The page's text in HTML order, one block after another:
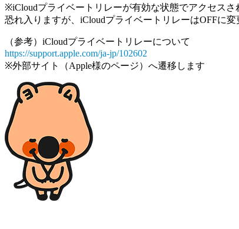
※iCloudプライベートリレーが有効な状態でアクセス
恐れ入りますが、iCloudプライベートリレーはOFFに変
（参考）iCloudプライベートリレーについて
https://support.apple.com/ja-jp/102602
※外部サイト（Apple様のページ）へ遷移します